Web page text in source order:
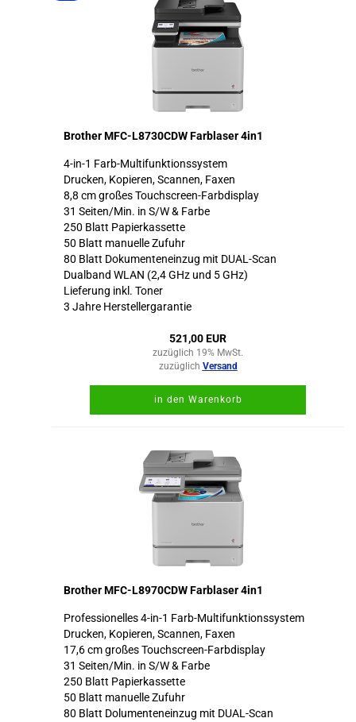
Brother MFC-L8730CDW Farblaser 4in1
4-in-1 Farb-Multifunktionssystem
Drucken, Kopieren, Scannen, Faxen
8,8 cm großes Touchscreen-Farbdisplay
31 Seiten/Min. in S/W & Farbe
250 Blatt Papierkassette
50 Blatt manuelle Zufuhr
80 Blatt Dokumenteneinzug mit DUAL-Scan
Dualband WLAN (2,4 GHz und 5 GHz)
Lieferung inkl. Toner
3 Jahre Herstellergarantie
521,00 EUR
zuzüglich 19% MwSt.
zuzüglich Versand
in den Warenkorb
Brother MFC-L8970CDW Farblaser 4in1
Professionelles 4-in-1 Farb-Multifunktionssystem
Drucken, Kopieren, Scannen, Faxen
17,6 cm großes Touchscreen-Farbdisplay
31 Seiten/Min. in S/W & Farbe
250 Blatt Papierkassette
50 Blatt manuelle Zufuhr
80 Blatt Dolumenteneinzug mit DUAL-Scan